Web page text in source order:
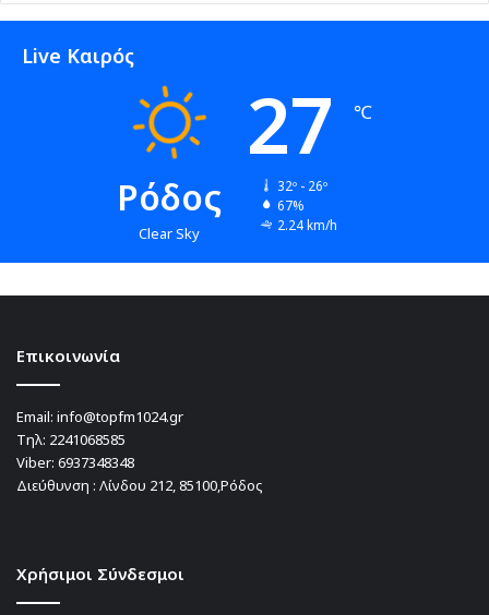
Live Καιρός
Ρόδος
Clear Sky
27 ℃
32º - 26º
67%
2.24 km/h
Επικοινωνία
Email: info@topfm1024.gr
Τηλ: 2241068585
Viber: 6937348348
Διεύθυνση : Λίνδου 212, 85100,Ρόδος
Χρήσιμοι Σύνδεσμοι